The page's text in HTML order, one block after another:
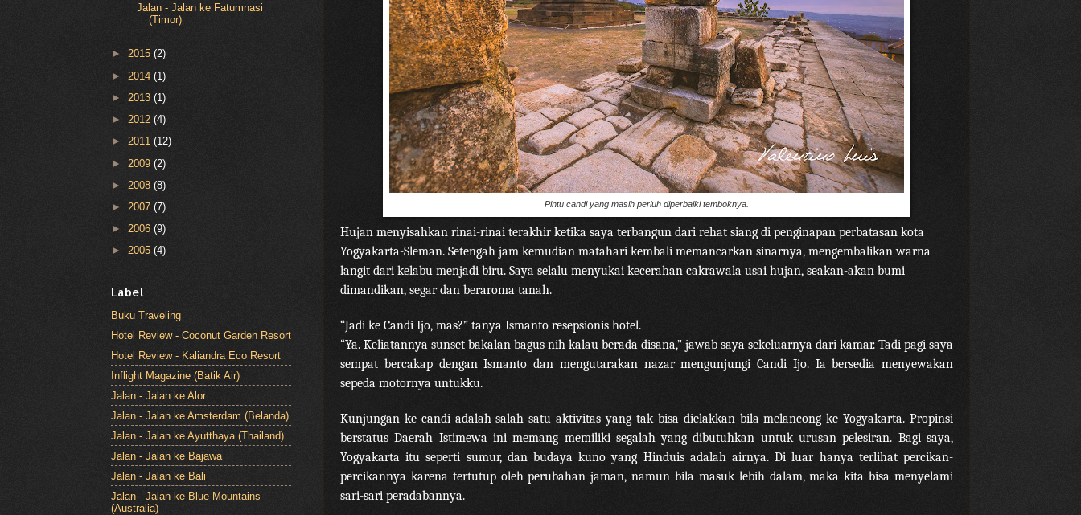
Pintu candi yang masih perluh diperbaiki temboknya.
Hujan menyisahkan rinai-rinai terakhir ketika saya terbangun dari rehat siang di penginapan perbatasan kota
Yogyakarta-Sleman. Setengah jam kemudian matahari kembali memancarkan sinarnya, mengembalikan warna
langit dari kelabu menjadi biru. Saya selalu menyukai kecerahan cakrawala usai hujan, seakan-akan bumi
dimandikan, segar dan beraroma tanah.
“Jadi ke Candi Ijo, mas?” tanya Ismanto resepsionis hotel.
“Ya. Keliatannya sunset bakalan bagus nih kalau berada disana,” jawab saya sekeluarnya dari kamar. Tadi pagi saya
sempat bercakap dengan Ismanto dan mengutarakan nazar mengunjungi Candi Ijo. Ia bersedia menyewakan
sepeda motornya untukku.
Kunjungan ke candi adalah salah satu aktivitas yang tak bisa dielakkan bila melancong ke Yogyakarta. Propinsi
berstatus Daerah Istimewa ini memang memiliki segalah yang dibutuhkan untuk urusan pelesiran. Bagi saya,
Yogyakarta itu seperti sumur, dan budaya kuno yang Hinduis adalah airnya. Di luar hanya terlihat percikan-
percikannya karena tertutup oleh perubahan jaman, namun bila masuk lebih dalam, maka kita bisa menyelami
sari-sari peradabannya.
Jalan - Jalan ke Fatumnasi
(Timor)
► 2015 (2)
► 2014 (1)
► 2013 (1)
► 2012 (4)
► 2011 (12)
► 2009 (2)
► 2008 (8)
► 2007 (7)
► 2006 (9)
► 2005 (4)
Label
Buku Traveling
Hotel Review - Coconut Garden Resort
Hotel Review - Kaliandra Eco Resort
Inflight Magazine (Batik Air)
Jalan - Jalan ke Alor
Jalan - Jalan ke Amsterdam (Belanda)
Jalan - Jalan ke Ayutthaya (Thailand)
Jalan - Jalan ke Bajawa
Jalan - Jalan ke Bali
Jalan - Jalan ke Blue Mountains
(Australia)